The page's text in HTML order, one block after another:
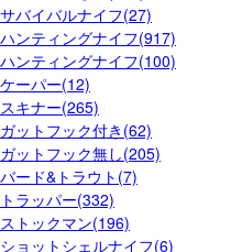
サバイバルナイフ(27)
ハンティングナイフ(917)
ハンティングナイフ(100)
ケーパー(12)
スキナー(265)
ガットフック付き(62)
ガットフック無し(205)
バード&トラウト(7)
トラッパー(332)
ストックマン(196)
ショットシェルナイフ(6)